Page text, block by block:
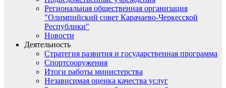
Региональная общественная организация
"Олимпийский совет Карачаево-Черкесской
Республики"
Новости
Деятельность
Стратегия развития и государственная программа
Спортсооружения
Итоги работы министерства
Независимая оценка качества услуг